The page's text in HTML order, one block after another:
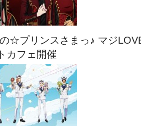
☆プリンスさまっ♪ マジ
カフェ開催